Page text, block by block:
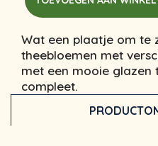
Wat een plaatje om te
theebloemen met
met een mooie glazen
compleet.